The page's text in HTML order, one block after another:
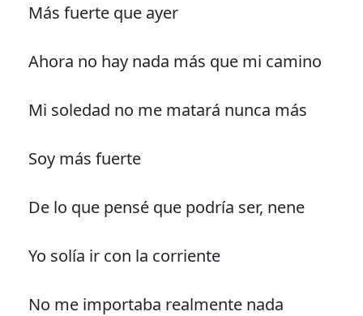
Más fuerte que ayer
Ahora no hay nada más que mi camino
Mi soledad no me matará nunca más
Soy más fuerte
De lo que pensé que podría ser, nene
Yo solía ir con la corriente
No me importaba realmente nada